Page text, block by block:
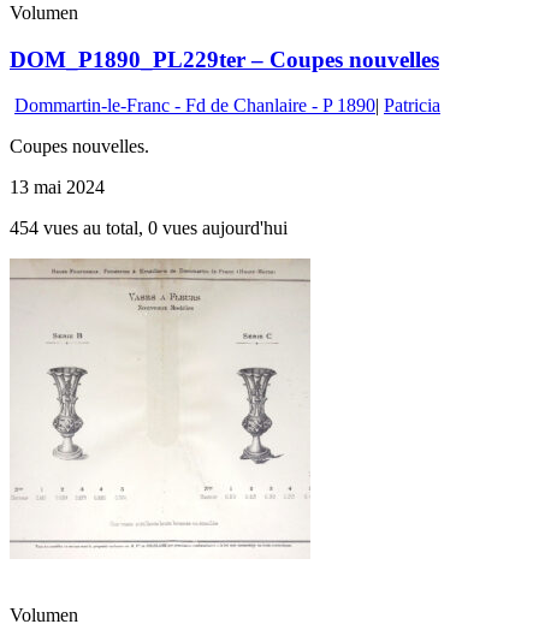
Volumen
DOM_P1890_PL229ter – Coupes nouvelles
Dommartin-le-Franc - Fd de Chanlaire - P 1890| Patricia
Coupes nouvelles.
13 mai 2024
454 vues au total, 0 vues aujourd'hui
Volumen